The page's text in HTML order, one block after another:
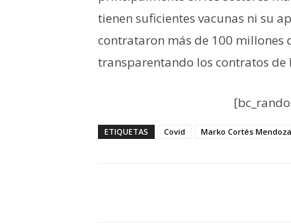
tienen suficientes vacunas ni su
contrataron más de 100 millones
transparentando los contratos de
ETIQUETAS Covid Marko Cortés Mendoza